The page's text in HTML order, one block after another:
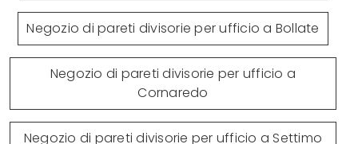
Negozio di pareti divisorie per ufficio a Bollate
Negozio di pareti divisorie per ufficio a
Cornaredo
Negozio di pareti divisorie per ufficio a Settimo